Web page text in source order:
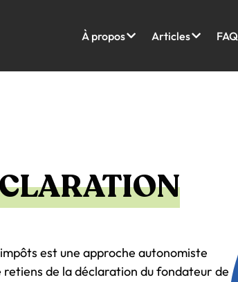
À propos Articles FAQ
est une approche autonomiste
retiens de la déclaration du fondateur de